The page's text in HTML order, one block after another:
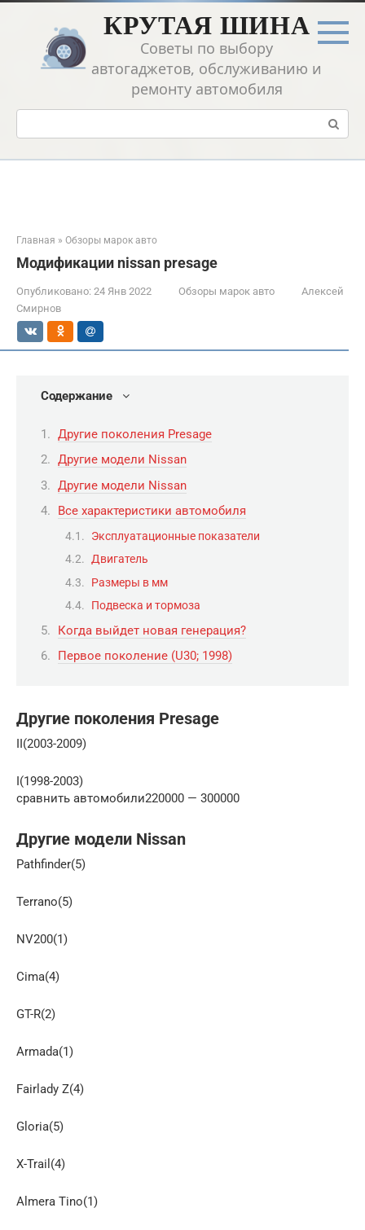
Перейти
контенту
КРУТАЯ ШИНА
Советы по выбору
автогаджетов, обслуживанию и
ремонту автомобиля
Поиск:
Главная » Обзоры марок авто
Модификации nissan presage
Опубликовано: 24 Янв 2022 Обзоры марок авто
Алексей
Смирнов
Содержание
Другие поколения Presage
Другие модели Nissan
Другие модели Nissan
Все характеристики автомобиля
Эксплуатационные показатели
Двигатель
Размеры в мм
Подвеска и тормоза
Когда выйдет новая генерация?
Первое поколение (U30; 1998)
Другие поколения Presage
II(2003-2009)
I(1998-2003)
сравнить автомобили220000 — 300000
Другие модели Nissan
Pathfinder(5)
Terrano(5)
NV200(1)
Cima(4)
GT-R(2)
Armada(1)
Fairlady Z(4)
Gloria(5)
X-Trail(4)
Almera Tino(1)